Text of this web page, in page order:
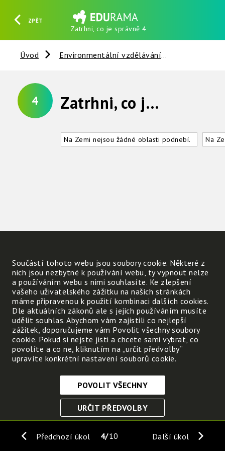
ZPĚT
Zatrhni, co je správně 4
HLEDAT REGISTROVAT PŘIHLÁSIT SE
Úvod Environmentální vzdělávání
4 Zatrhni, co je správně :
Na Zemi nejsou žádné oblasti podnebí. Na
Předchozí úkol Další úkol
4 10
Součástí tohoto webu jsou soubory cookie. Některé z
nich jsou nezbytné k používání webu, ty vypnout nelze
a používáním webu s nimi souhlasíte. Ke zlepšení
vašeho uživatelského zážitku na našich stránkách
máme připravenou k použití kombinaci dalších cookies.
Dle aktuálních zákonů ale s jejich používáním musíte
udělit souhlas. Abychom vám zajistili co nejlepší
zážitek, doporučujeme vám Povolit všechny soubory
cookie. Pokud si nejste jisti a chcete sami vybrat, co
povolíte a co ne, kliknutím na „určit předvolby“
upravíte konkrétní nastavení souborů cookie.
Nezbytně nutné cookies
Tyto soubory cookie jsou nezbytné, abyste se mohli
funkce. Bez těchto cookies by webové stránky
POVOLIT VŠECHNY
URČIT PŘEDVOLBY